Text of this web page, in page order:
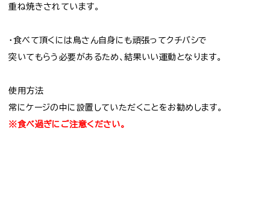
重ね焼きされています。
・食べて頂くには鳥さん自身にも頑張ってクチバシで
突いてもらう必要があるため、結果いい運動となります。
使用方法
常にケージの中に設置していただくことをお勧めします。
※食べ過ぎにご注意ください。